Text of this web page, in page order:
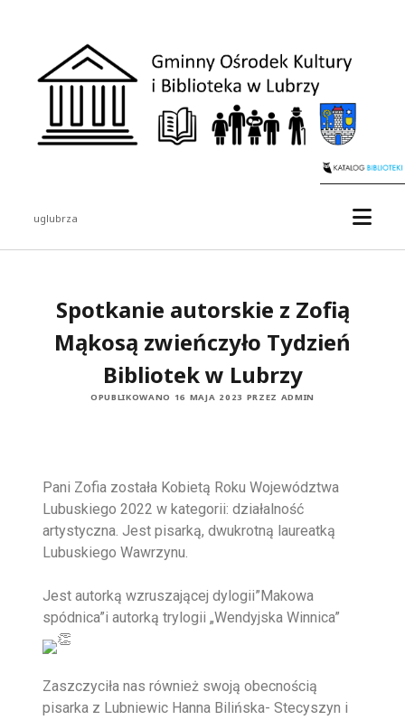
uglubrza
Spotkanie autorskie z Zofią
Mąkosą zwieńczyło Tydzień
Bibliotek w Lubrzy
OPUBLIKOWANO 16 MAJA 2023 PRZEZ ADMIN
Pani Zofia została Kobietą Roku Województwa
Lubuskiego 2022 w kategorii: działalność
artystyczna. Jest pisarką, dwukrotną laureatką
Lubuskiego Wawrzynu.
Jest autorką wzruszającej dylogii”Makowa
spódnica”i autorką trylogii „Wendyjska Winnica”
Zaszczyciła nas również swoją obecnością
pisarka z Lubniewic Hanna Bilińska- Stecyszyn i